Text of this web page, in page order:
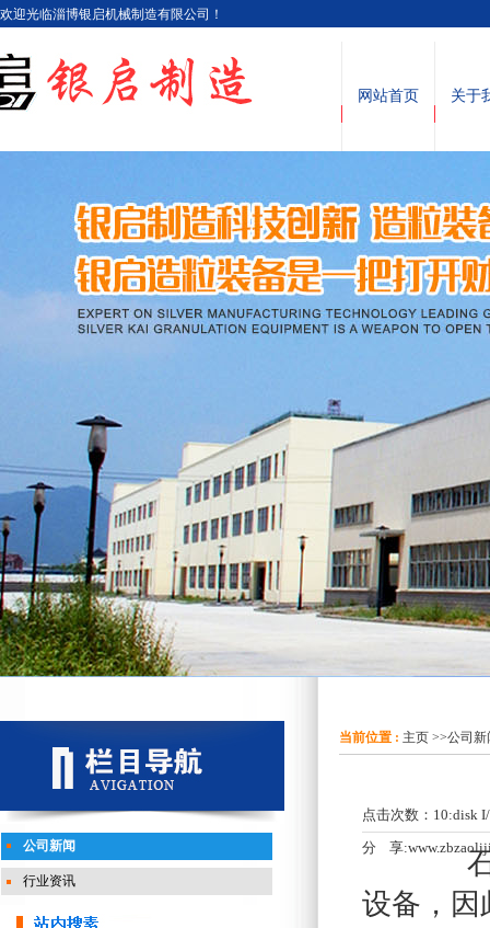
欢迎光临淄博银启机械制造有限公司！
网站首页 关于
当前位置 : 主页 >>公司新
点击次数： 10:disk
分 享: 石蜡
设备，因
公司新闻
行业资讯